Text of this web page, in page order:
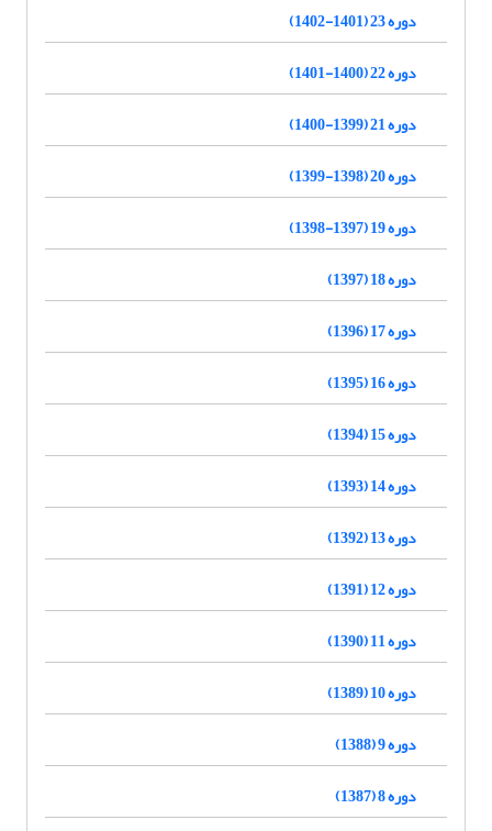
دوره 23 (1401-1402)
دوره 22 (1400-1401)
دوره 21 (1399-1400)
دوره 20 (1398-1399)
دوره 19 (1397-1398)
دوره 18 (1397)
دوره 17 (1396)
دوره 16 (1395)
دوره 15 (1394)
دوره 14 (1393)
دوره 13 (1392)
دوره 12 (1391)
دوره 11 (1390)
دوره 10 (1389)
دوره 9 (1388)
دوره 8 (1387)